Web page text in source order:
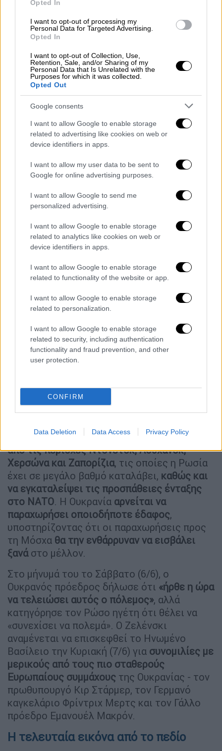
Opted In
I want to opt-out of processing my
Personal Data for Targeted Advertising.
Opted In
I want to opt-out of Collection, Use,
Retention, Sale, and/or Sharing of my
Personal Data that Is Unrelated with the
Purposes for which it was collected.
Opted Out
Google consents
I want to allow Google to enable storage
related to advertising like cookies on web or
device identifiers in apps.
I want to allow my user data to be sent to
Google for online advertising purposes.
I want to allow Google to send me
personalized advertising.
I want to allow Google to enable storage
related to analytics like cookies on web or
device identifiers in apps.
I want to allow Google to enable storage
related to functionality of the website or app.
I want to allow Google to enable storage
related to personalization.
I want to allow Google to enable storage
related to security, including authentication
functionality and fraud prevention, and other
user protection.
CONFIRM
Data Deletion Data Access Privacy Policy
our drones covered a distance of
Petersburg region – to the enemy
navy’s arsenals and a base…
pic.twitter.com/IkdN8UE3QD
— Volodymyr Zelenskyy /
Володимир Зеленський
(@ZelenskyyUa)
Το «πίσω-μπρος» Πούτιν-Ζελένσκι
Στην ανοικτή επιστολή του προς τον Πούτιν
κατάπαυση του πυρός και πρόσωπο με
ηγέτη για τον τερματισμό του πολέμου, ο
οποίος ξεκίνησε με τη ρωσική εισβολή
πλήρους κλίμακας το 2022. Έγραψε ότι θα
ήταν «λάθος να περιμένουμε απλώς» μέχρι η
σύγκρουση να επανέλθει στο επίκεντρο της
προσοχής των ΗΠΑ. Ο πρόεδρος Ντόναλντ
Τραμπ έχει εμπλακεί σεπροσπάθειες
σύγκρουσης, όμως ο πόλεμος με το Ιράν έχει
πρόσφατα αποκτήσει προτεραιότητα.
Μιλώντας στο οικονομικό φόρουμ την
Παρασκευή (5/6), ο Πούτιναπέρριψε το
αίτημα συνάντησης
επέτρεπε απλώς στην Ουκρανία να
ανασυνταχθεί. Δήλωσε ότι θα τερματίσει
τον πόλεμο μόνο όταν επιτευχθούν οι
είναι ότι η Ουκρανία πρέπει να αποσυρθεί
από τις περιοχές Ντονέτσκ, Λουχάνσκ,
Χερσώνα και Ζαπορίζια, τις οποίες η Ρωσία
έχει σε μεγάλο βαθμό καταλάβει, καθώς και
να εγκαταλείψει τις προσπάθειες ένταξης
στο ΝΑΤΟ. Η Ουκρανία αρνείται να
παραχωρήσει οποιοδήποτε έδαφος,
υποστηρίζοντας ότι οι παραχωρήσεις προς
τη Μόσχα θα την ενθάρρυναν να εισβάλει
ξανάστο μέλλον.
Στο μήνυμά του το Σάββατο (6/6), ο
Ουκρανός πρόεδρος δήλωσε ότι «ήρθε η ώρα
να τελειώσει αυτός ο πόλεμος», αλλά
κατηγόρησε τον Ρώσο ηγέτη ότι θέλει να
«συνεχίσει να πολεμά». Ο Ζελένσκι
αναμένεται να επισκεφθεί το Ηνωμένο
Βασίλειο την Κυριακή (7/6) για συνομιλίες με
μερικούς από τους πιο σταθερούς
Ευρωπαίους συμμάχους της Ουκρανίας - τον
πρωθυπουργό Κιρ Στάρμερ, τον Γερμανό
καγκελάριο Φρίντριχ Μερτς και τον Γάλλο
πρόεδρο Εμανουέλ Μακρόν.
Η τελευταία εικόνα από το πεδίο